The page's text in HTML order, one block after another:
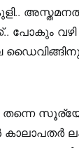
പോകും
തന്നെ